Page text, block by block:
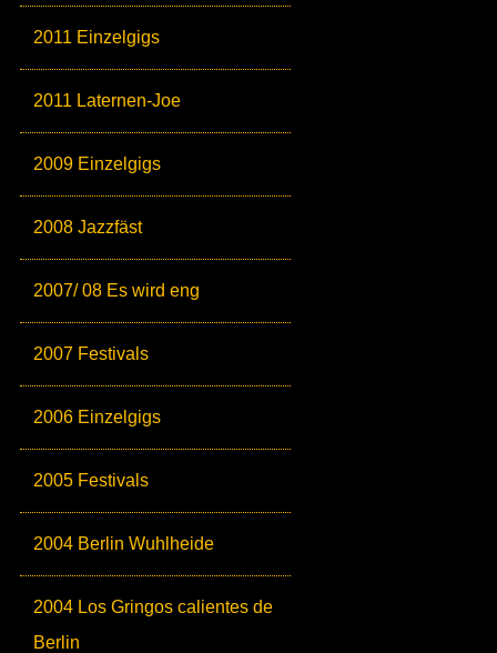
2011 Einzelgigs
2011 Laternen-Joe
2009 Einzelgigs
2008 Jazzfäst
2007/ 08 Es wird eng
2007 Festivals
2006 Einzelgigs
2005 Festivals
2004 Berlin Wuhlheide
2004 Los Gringos calientes de
Berlin